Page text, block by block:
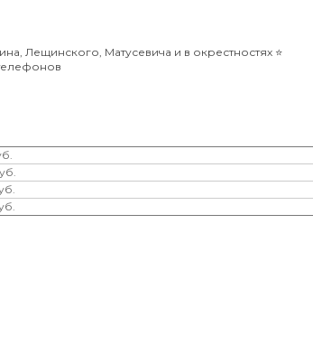
Лещинского, Матусевича и в окрестностях ⭐️